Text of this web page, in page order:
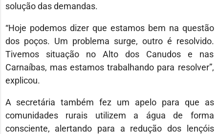
solução das demandas.
“Hoje podemos dizer que estamos bem na questão
dos poços. Um problema surge, outro é resolvido.
Tivemos situação no Alto dos Canudos e nas
Carnaíbas, mas estamos trabalhando para resolver”,
explicou.
A secretária também fez um apelo para que as
comunidades rurais utilizem a água de forma
consciente, alertando para a redução dos lençóis